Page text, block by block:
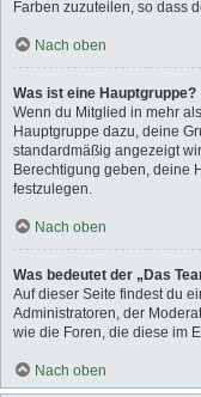
Farben zuzuteilen, so dass
Nach oben
Was ist eine Hauptgruppe?
Wenn du Mitglied in mehr
Hauptgruppe dazu, deine
standardmäßig angezeigt
Berechtigung geben, deine
festzulegen.
Nach oben
Was bedeutet der „Das
Auf dieser Seite findest du
Administratoren, der
wie die Foren, die diese im
Nach oben